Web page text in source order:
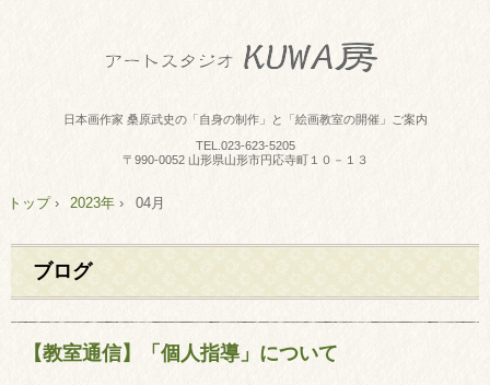
日本画作家 桑原武史の「自身の制作」と「絵画教室の開催」ご案内
TEL. 023-623-5205
〒990-0052 山形県山形市円応寺町１０－１３
トップ› 2023年 › 04月
ブログ
【教室通信】「個人指導」について